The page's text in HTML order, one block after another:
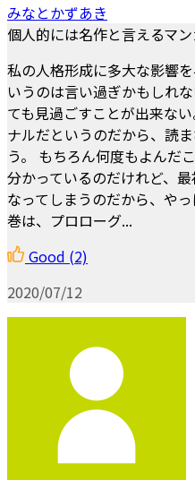
みなとかずあき
個人的には名作と言えるマ
私の人格形成に多大な影響
いうのは言い過ぎかもしれ
ても見過ごすことが出来な
ナルだというのだから、読
う。 もちろん何度もよんだ
分かっているのだけれど、
なってしまうのだから、や
巻は、プロローグ...
Good (2)
2020/07/12